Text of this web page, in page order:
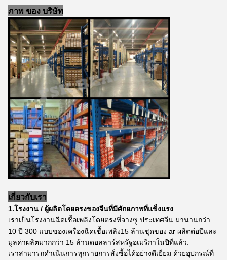
ภาพ ของ บริษัท
เกี่ยวกับเรา
1.โรงงาน / ผู้ผลิตโดยตรงของจีนที่มีศักยภาพที่แข็งแรง
เราเป็นโรงงานฉีดเชื้อเพลิงโดยตรงที่จางซู ประเทศจีน มานานกว่า
10 ปี 300 แบบของเครื่องฉีดเชื้อเพลิง15 ล้านชุดของ ar ผลิตต่อปีและ
มูลค่าผลิตมากกว่า 15 ล้านดอลลาร์สหรัฐอเมริกาในปีที่แล้ว.
เราสามารถดําเนินการทุกรายการสั่งซื้อได้อย่างดีเยี่ยม ด้วยอุปกรณ์ที่